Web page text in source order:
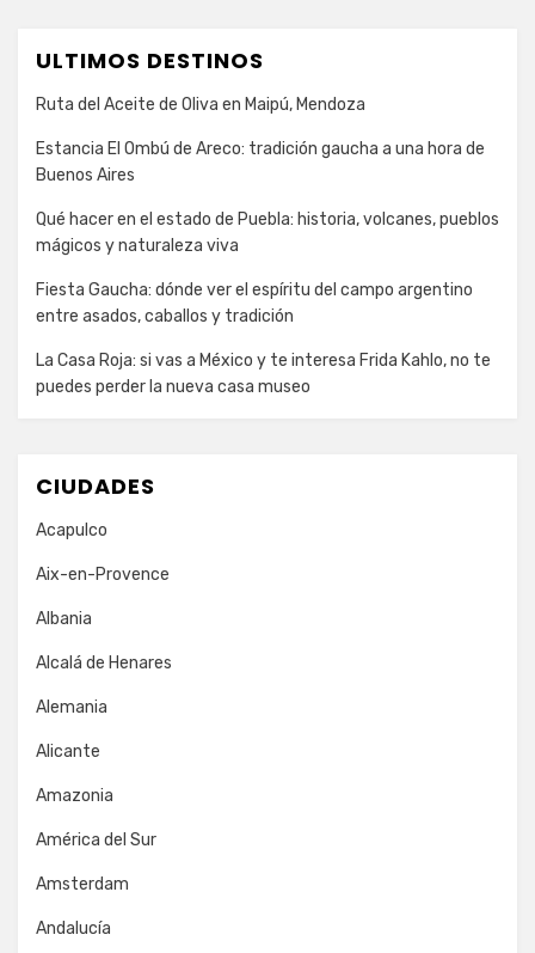
ULTIMOS DESTINOS
Ruta del Aceite de Oliva en Maipú, Mendoza
Estancia El Ombú de Areco: tradición gaucha a una hora de
Buenos Aires
Qué hacer en el estado de Puebla: historia, volcanes, pueblos
mágicos y naturaleza viva
Fiesta Gaucha: dónde ver el espíritu del campo argentino
entre asados, caballos y tradición
La Casa Roja: si vas a México y te interesa Frida Kahlo, no te
puedes perder la nueva casa museo
CIUDADES
Acapulco
Aix-en-Provence
Albania
Alcalá de Henares
Alemania
Alicante
Amazonia
América del Sur
Amsterdam
Andalucía